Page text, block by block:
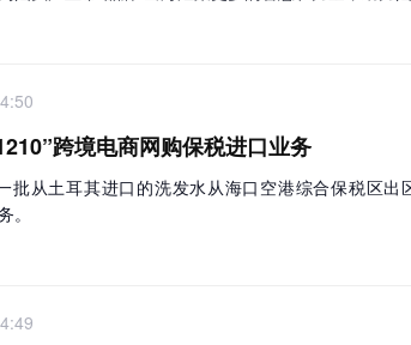
跨境电商网购保税进口业务
批从土耳其进口的洗发水从海口空港综合保税区